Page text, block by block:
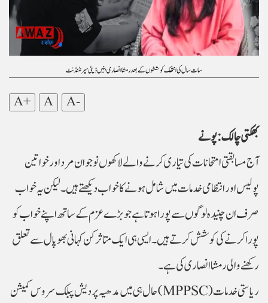
سات سال کی انتھک کوششوں کے بعد رمشا انصاری بنیں ڈپٹی سپرنٹنڈنٹ
A+ A A-
آج مسابقتی امتحانات کی تیاری کرنے والے لاکھوں نوجوان مرد اور خواتین
پولیس اور انتظامی خدمات میں شامل ہونے کا خواب دیکھتے ہیں۔ لیکن یہ خواب
صرف ان چنیدہ لوگوں سے پورا ہوتا ہے جو بڑے عزم کے ساتھ اپنے خواب کو
پورا کرنے کی کوشش کرتے ہیں۔ ایسی ہی ایک متاثر کن کہانی بھوپال سے تعلق
رکھنے والی رمشا انصاری کی ہے۔
حال ہی میں مدھیہ پردیش پبلک سروس کمیشن (MPPSC) ریاستی خدمات